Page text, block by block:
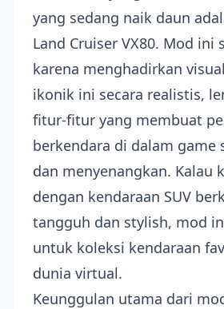
yang sedang naik daun
Land Cruiser VX80. Mod ini
karena menghadirkan
ikonik ini secara realistis,
fitur-fitur yang membuat
berkendara di dalam game
dan menyenangkan. Kalau
dengan kendaraan SUV
tangguh dan stylish, mod
untuk koleksi kendaraan
dunia virtual.
Keunggulan utama dari